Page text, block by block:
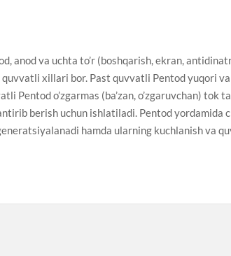
anod va uchta to’r (boshqarish, ekran,
xillari bor. Past quvvatli Pentod yuqori
o’zgarmas (ba’zan, o’zgaruvchan) tok
berish uchun ishlatiladi. Pentod yordamida
hamda ularning kuchlanish va